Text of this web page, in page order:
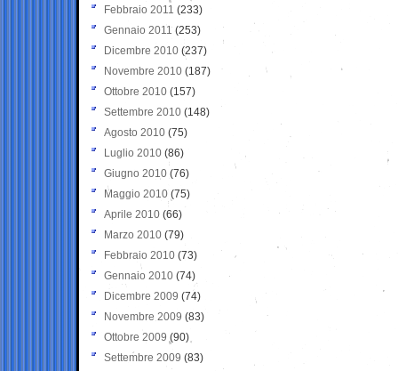
Febbraio 2011 (233)
Gennaio 2011 (253)
Dicembre 2010 (237)
Novembre 2010 (187)
Ottobre 2010 (157)
Settembre 2010 (148)
Agosto 2010 (75)
Luglio 2010 (86)
Giugno 2010 (76)
Maggio 2010 (75)
Aprile 2010 (66)
Marzo 2010 (79)
Febbraio 2010 (73)
Gennaio 2010 (74)
Dicembre 2009 (74)
Novembre 2009 (83)
Ottobre 2009 (90)
Settembre 2009 (83)